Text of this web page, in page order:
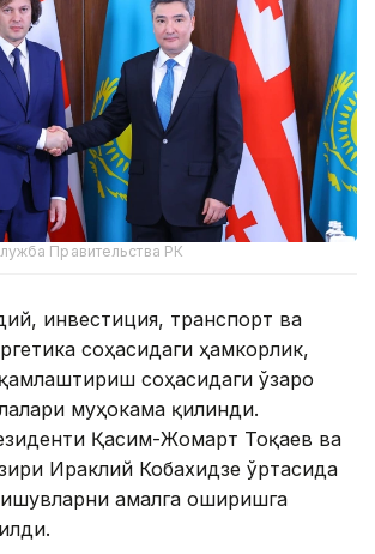
Правительства РК
инвестиция, транспорт ва
соҳасидаги ҳамкорлик,
соҳасидаги ўзаро
муҳокама қилинди.
Қасим-Жомарт Тоқаев ва
Ираклий Кобахидзе ўртасида
амалга оширишга